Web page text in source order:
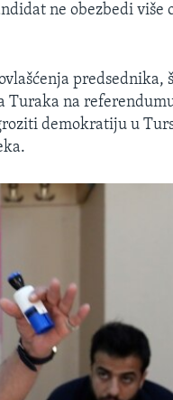
ne obezbedi više
predsednika,
Turaka na
demokratiju u